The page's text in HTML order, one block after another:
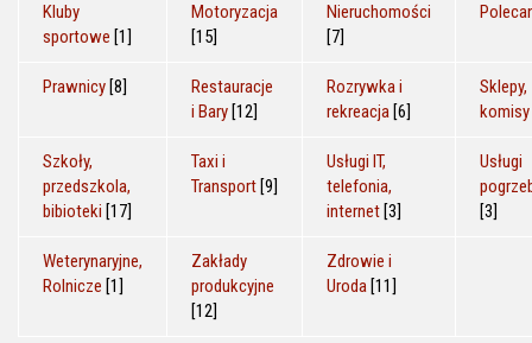
Kluby
sportowe [1]
Motoryzacja
[15]
Nieruchomości
[7]
Prawnicy [8]
Restauracje
i Bary [12]
Rozrywka i
rekreacja [6]
Sklepy,
komisy
Szkoły,
przedszkola,
bibioteki [17]
Taxi i
Transport [9]
Usługi IT,
telefonia,
internet [3]
Usługi
[3]
Weterynaryjne,
Rolnicze [1]
Zakłady
produkcyjne
[12]
Zdrowie i
Uroda [11]